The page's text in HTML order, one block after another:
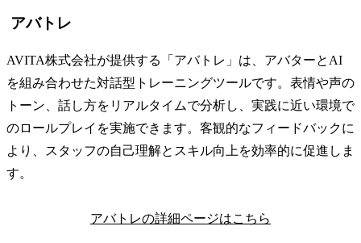
アバトレ
AVITA株式会社が提供する「アバトレ」は、アバターとAI
を組み合わせた対話型トレーニングツールです。表情や声の
トーン、話し方をリアルタイムで分析し、実践に近い環境で
のロールプレイを実施できます。客観的なフィードバックに
より、スタッフの自己理解とスキル向上を効率的に促進しま
す。​
アバトレの詳細ページはこちら